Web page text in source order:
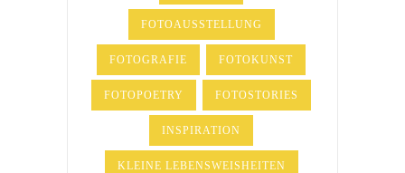
FOTOAUSSTELLUNG
FOTOGRAFIE FOTOKUNST
FOTOPOETRY FOTOSTORIES
INSPIRATION
KLEINE LEBENSWEISHEITEN